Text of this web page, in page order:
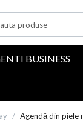
BUSINESS
/ Agendă din piele